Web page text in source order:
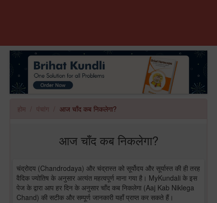
होम पंचांग आज चाँद कब निकलेगा?
आज चाँद कब निकलेगा?
चंद्रोदय (Chandrodaya) और चंद्रास्त को सूर्योदय और सूर्यास्त की ही तरह
वैदिक ज्योतिष के अनुसार अत्यंत महत्वपूर्ण माना गया है। MyKundali के इस
पेज के द्वारा आप हर दिन के अनुसार चाँद कब निकलेगा (Aaj Kab Niklega
Chand) की सटीक और सम्पूर्ण जानकारी यहाँ प्राप्त कर सकते हैं।